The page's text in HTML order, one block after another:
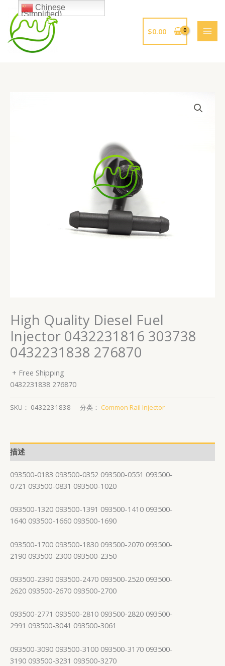
$0.00
High Quality Diesel Fuel
Injector 0432231816 303738
0432231838 276870
+ Free Shipping
0432231838 276870
SKU： 0432231838 分类： Common Rail Injector
描述
093500-0183 093500-0352 093500-0551 093500-
0721 093500-0831 093500-1020
093500-1320 093500-1391 093500-1410 093500-
1640 093500-1660 093500-1690
093500-1700 093500-1830 093500-2070 093500-
2190 093500-2300 093500-2350
093500-2390 093500-2470 093500-2520 093500-
2620 093500-2670 093500-2700
093500-2771 093500-2810 093500-2820 093500-
2991 093500-3041 093500-3061
093500-3090 093500-3100 093500-3170 093500-
3190 093500-3231 093500-3270
Chinese
(Simplified)